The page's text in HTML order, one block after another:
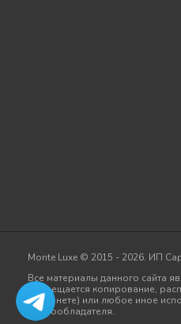
Monte Luxe © 2015 - 2026. ИП
Все материалы данного сайта
Запрещается копирование,
Интернете) или любое иное
правообладателя.